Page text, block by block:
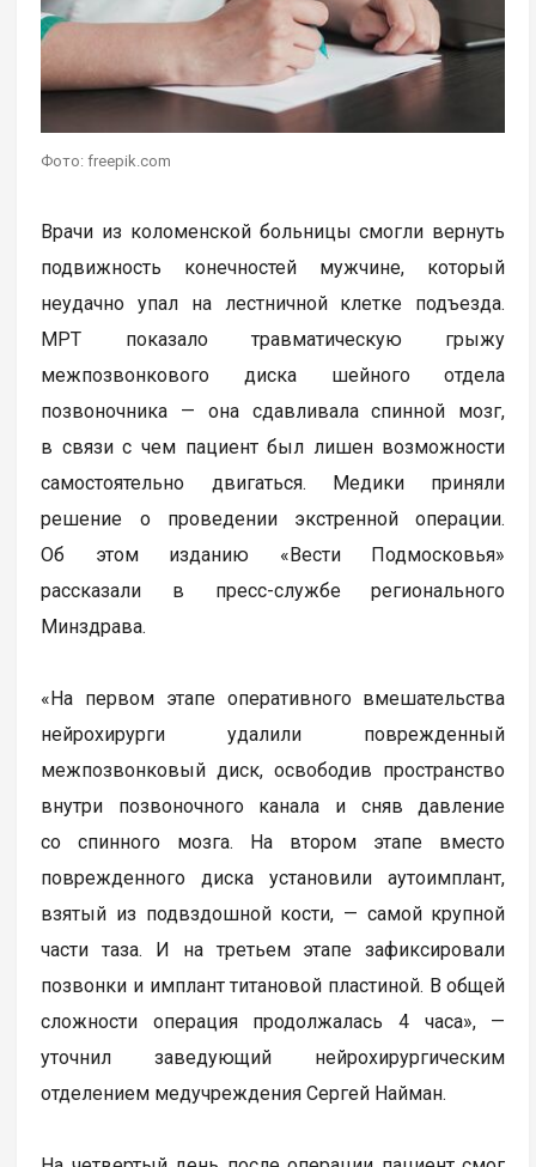
Фото: freepik.com
Врачи из коломенской больницы смогли вернуть
подвижность конечностей мужчине, который
неудачно упал на лестничной клетке подъезда.
МРТ показало травматическую грыжу
межпозвонкового диска шейного отдела
позвоночника — она сдавливала спинной мозг,
в связи с чем пациент был лишен возможности
самостоятельно двигаться. Медики приняли
решение о проведении экстренной операции.
Об этом изданию «Вести Подмосковья»
рассказали в пресс-службе регионального
Минздрава.
«На первом этапе оперативного вмешательства
нейрохирурги удалили поврежденный
межпозвонковый диск, освободив пространство
внутри позвоночного канала и сняв давление
со спинного мозга. На втором этапе вместо
поврежденного диска установили аутоимплант,
взятый из подвздошной кости, — самой крупной
части таза. И на третьем этапе зафиксировали
позвонки и имплант титановой пластиной. В общей
сложности операция продолжалась 4 часа», —
уточнил заведующий нейрохирургическим
отделением медучреждения Сергей Найман.